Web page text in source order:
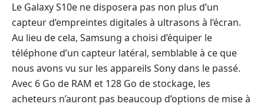
Le Galaxy S10e ne disposera pas non plus d’un
capteur d’empreintes digitales à ultrasons à l’écran.
Au lieu de cela, Samsung a choisi d’équiper le
téléphone d’un capteur latéral, semblable à ce que
nous avons vu sur les appareils Sony dans le passé.
Avec 6 Go de RAM et 128 Go de stockage, les
acheteurs n’auront pas beaucoup d’options de mise à